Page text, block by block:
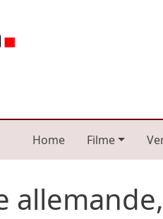
Main
Home Filme